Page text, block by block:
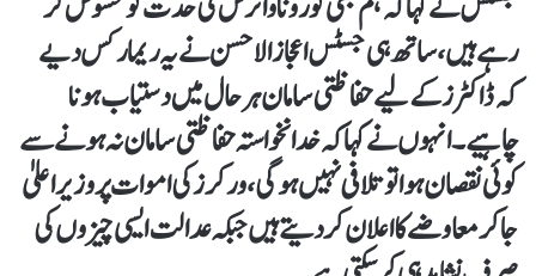
رہے ہیں، ساتھ ہی جسٹس اعجاز الاحسن نے یہ ریمارکس دیے
کہ ڈاکٹرز کے لیے حفاظتی سامان ہر حال میں دستیاب ہونا
چاہیے۔انہوں نے کہا کہ خدانخواستہ حفاظتی سامان نہ ہونے سے
کوئی نقصان ہوا تو تلافی نہیں ہوگی، ورکرز کی اموات پر وزیراعلیٰ
جا کر معاوضے کا اعلان کر دیتے ہیں جبکہ عدالت ایسی چیزوں کی